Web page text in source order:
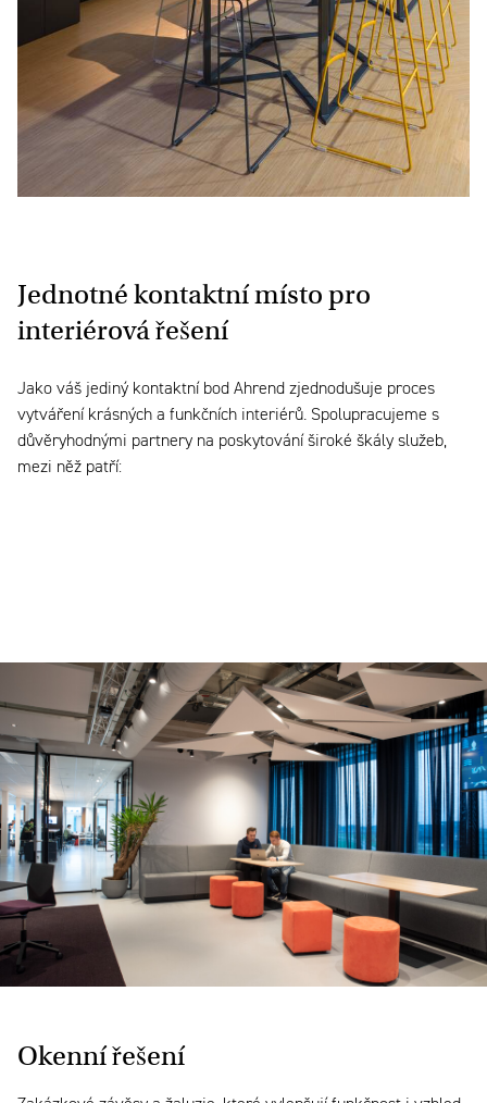
Jednotné kontaktní místo pro
interiérová řešení
Jako váš jediný kontaktní bod Ahrend zjednodušuje proces
vytváření krásných a funkčních interiérů. Spolupracujeme s
důvěryhodnými partnery na poskytování široké škály služeb,
mezi něž patří:
Okenní řešení